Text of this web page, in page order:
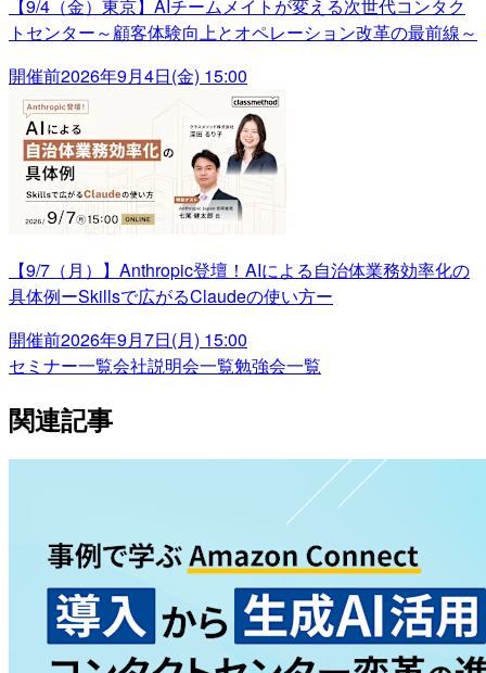
【9/4（金）東京】AIチームメイトが変える次世代コンタク
トセンター～顧客体験向上とオペレーション改革の最前線～
開催前2026年9月4日(金) 15:00
【9/7（月）】Anthropic登壇！AIによる自治体業務効率化の
具体例ーSkillsで広がるClaudeの使い方ー
開催前2026年9月7日(月) 15:00
セミナー一覧会社説明会一覧勉強会一覧
関連記事